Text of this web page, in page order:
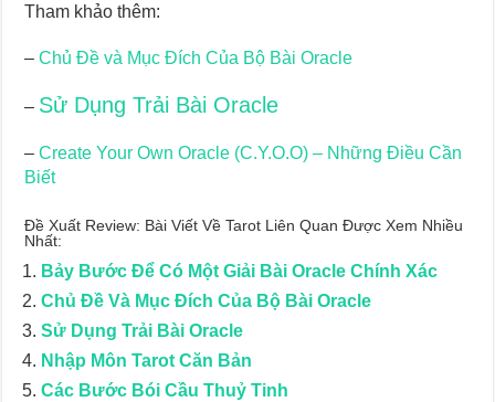
Tham khảo thêm:
–Chủ Đề và Mục Đích Của Bộ Bài Oracle
– Sử Dụng Trải Bài Oracle
–Create Your Own Oracle (C.Y.O.O) – Những Điều Cần
Biết
Đề Xuất Review: Bài Viết Về Tarot Liên Quan Được Xem Nhiều
Nhất:
Bảy Bước Để Có Một Giải Bài Oracle Chính Xác
Chủ Đề Và Mục Đích Của Bộ Bài Oracle
Sử Dụng Trải Bài Oracle
Nhập Môn Tarot Căn Bản
Các Bước Bói Cầu Thuỷ Tinh